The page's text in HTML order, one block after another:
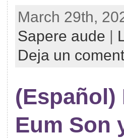
March 29th,
Sapere aude
Deja un
(Español)
Eum Son